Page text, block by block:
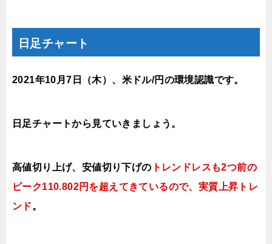
日足チャート
2021年10月7日（木）、 米ドル/円の環境認識です。
日足チャートから見ていきましょう。
高値切り上げ、安値切り下げの トレンドレスも2つ前の
ピーク110.802円を超えてきているので、実質上昇トレ
ンド。